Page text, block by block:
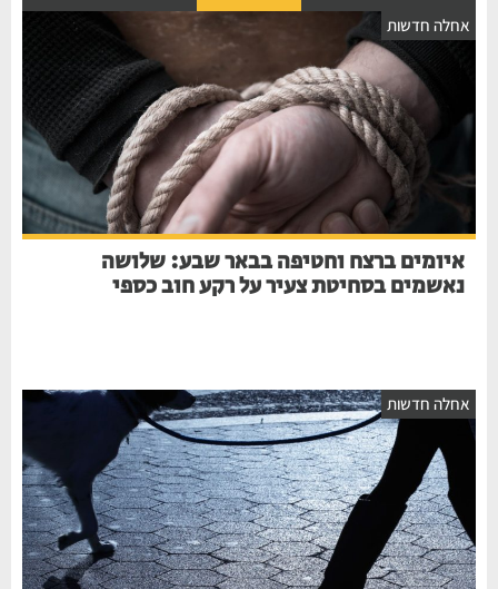
חדשות
איומים ברצח וחטיפה בבאר שבע: שלושה
נאשמים בסחיטת צעיר על רקע חוב כספי
חדשות